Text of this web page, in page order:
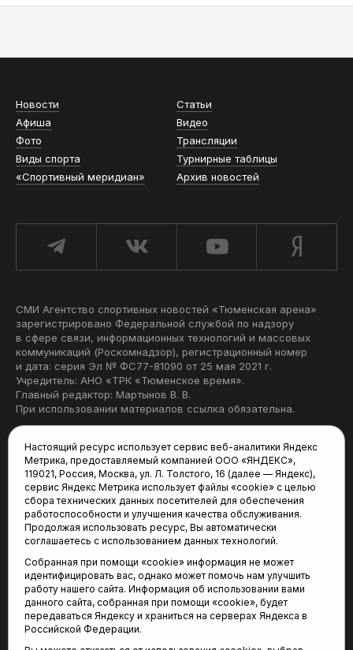
Новости
Статьи
Афиша
Видео
Фото
Трансляции
Виды спорта
Турнирные таблицы
«Спортивный меридиан»
Архив новостей
СМИ Агентство спортивных новостей «Тюменская арена»
зарегистрировано Федеральной службой по надзору
в сфере связи, информационных технологий и массовых
коммуникаций (Роскомнадзор), регистрационный номер
и дата: серия Эл № ФС77-81090 от 25 мая 2021 г.
Учредитель: АНО «ТРК «Тюменское время».
Главный редактор: Мартынов В. В.
При использовании материалов ссылка обязательна.
Редакция:
625035, Тюмень, пр. Геологоразведчиков, 28А
(3452) 68-22-28
tum-arena@mail.ru
Отдел продаж:
(3452) 68-89-78
kotovaev@sibinformburo.ru
Настоящий ресурс использует сервис веб-аналитики Яндекс
Метрика, предоставляемый компанией ООО «ЯНДЕКС»,
119021, Россия, Москва, ул. Л. Толстого, 16 (далее — Яндекс),
сервис Яндекс Метрика использует файлы «cookie» с целью
сбора технических данных посетителей для обеспечения
работоспособности и улучшения качества обслуживания.
Продолжая использовать ресурс, Вы автоматически
соглашаетесь с использованием данных технологий.
Собранная при помощи «cookie» информация не может
идентифицировать вас, однако может помочь нам улучшить
работу нашего сайта. Информация об использовании вами
данного сайта, собранная при помощи «cookie», будет
передаваться Яндексу и храниться на серверах Яндекса в
Российской Федерации.